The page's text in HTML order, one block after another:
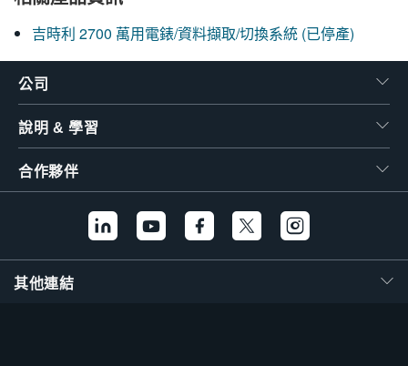
吉時利 2700 萬用電錶/資料擷取/切換系統 (已停產)
公司
說明 & 學習
合作夥伴
其他連結